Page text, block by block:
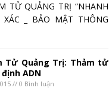
TỬ QUẢNG TRỊ “NHANH
XÁC _ BẢO MẬT THÔNG
Tử Quảng Trị: Thảm tử
ADN
// 0 Bình luận